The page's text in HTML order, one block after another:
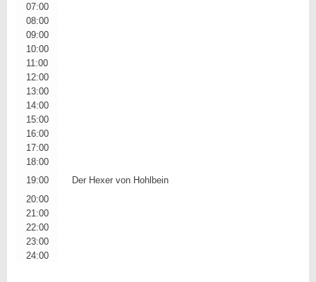
07:00
08:00
09:00
10:00
11:00
12:00
13:00
14:00
15:00
16:00
17:00
18:00
19:00
Der Hexer von Hohlbein
20:00
21:00
22:00
23:00
24:00